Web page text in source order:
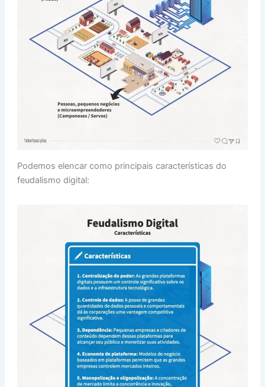
Podemos elencar como principais características do
feudalismo digital: